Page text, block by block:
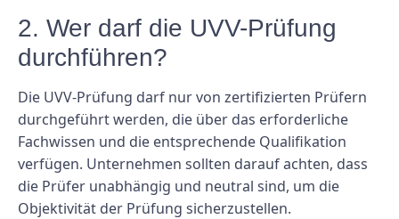
2. Wer darf die UVV-Prüfung
durchführen?
Die UVV-Prüfung darf nur von zertifizierten Prüfern
durchgeführt werden, die über das erforderliche
Fachwissen und die entsprechende Qualifikation
verfügen. Unternehmen sollten darauf achten, dass
die Prüfer unabhängig und neutral sind, um die
Objektivität der Prüfung sicherzustellen.